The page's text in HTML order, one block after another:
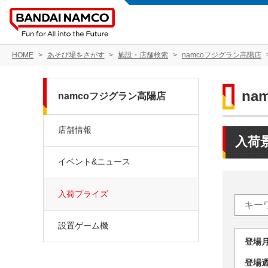
HOME あそび場をさがす 施設・店舗検索 namcoフジグラン高陽店
入荷
登
登
namcoフジグラン高陽店
店舗情報
イベント&ニュース
入荷プライズ
設置ゲーム機